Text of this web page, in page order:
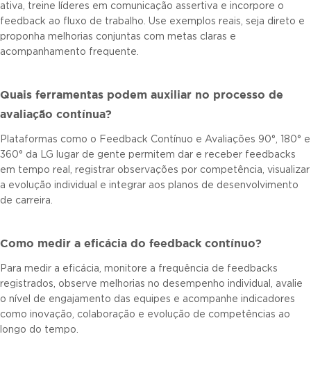
ativa, treine líderes em comunicação assertiva e incorpore o
feedback ao fluxo de trabalho. Use exemplos reais, seja direto e
proponha melhorias conjuntas com metas claras e
acompanhamento frequente.
Quais ferramentas podem auxiliar no processo de
avaliação contínua?
Plataformas como o Feedback Contínuo e Avaliações 90°, 180° e
360° da LG lugar de gente permitem dar e receber feedbacks
em tempo real, registrar observações por competência, visualizar
a evolução individual e integrar aos planos de desenvolvimento
de carreira.
Como medir a eficácia do feedback contínuo?
Para medir a eficácia, monitore a frequência de feedbacks
registrados, observe melhorias no desempenho individual, avalie
o nível de engajamento das equipes e acompanhe indicadores
como inovação, colaboração e evolução de competências ao
longo do tempo.